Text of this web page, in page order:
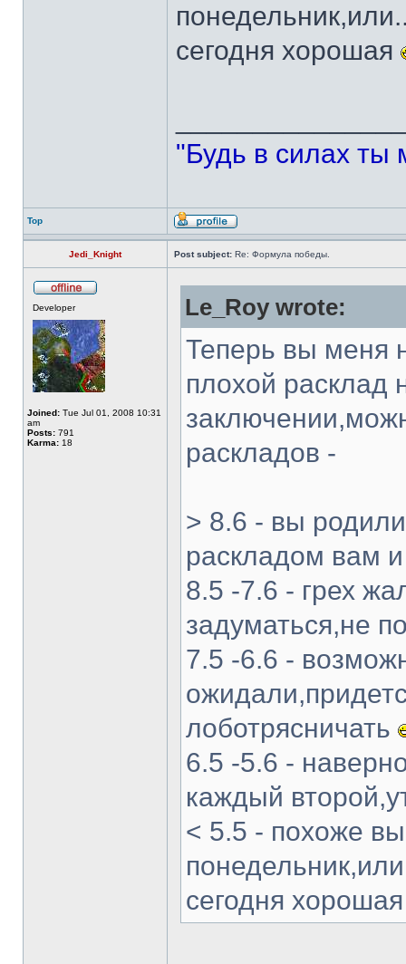
сегодня хорошая
"Будь в силах ты
Top
Jedi_Knight Post subject: Re: Формула победы.
Developer
Joined: Tue Jul 01, 2008 10:31
am
Posts: 791
Karma: 18
Le_Roy wrote:
Теперь вы меня
плохой
раскладов -
> 8.6 - вы
раскладом вам
8.5 -7.6 - грех
задуматься,не
7.5 -6.6 -
лоботрясничать
6.5 -5.6 -
каждый
< 5.5 - похоже
сегодня